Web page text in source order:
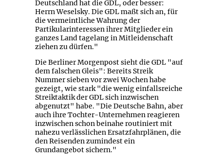
Deutschland hat die GDL, oder besser:
Herrn Weselsky. Die GDL maßt sich an, für
die vermeintliche Wahrung der
Partikularinteressen ihrer Mitglieder ein
ganzes Land tagelang in Mitleidenschaft
ziehen zu dürfen."
Die Berliner Morgenpost sieht die GDL "auf
dem falschen Gleis": Bereits Streik
Nummer sieben vor zwei Wochen habe
gezeigt, wie stark "die wenig einfallsreiche
Streiktaktik der GDL sich inzwischen
abgenutzt" habe. "Die Deutsche Bahn, aber
auch ihre Tochter-Unternehmen reagieren
inzwischen schon beinahe routiniert mit
nahezu verlässlichen Ersatzfahrplänen, die
den Reisenden zumindest ein
Grundangebot sichern."